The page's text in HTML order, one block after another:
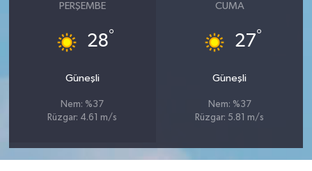
PERŞEMBE
28°
Güneşli
Nem: %37
Rüzgar: 4.61 m/s
CUMA
27°
Güneşli
Nem: %37
Rüzgar: 5.81 m/s